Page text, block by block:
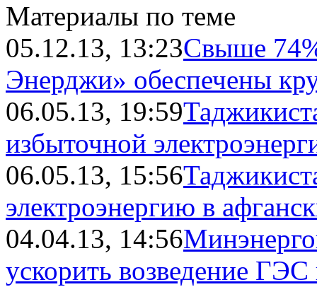
Материалы по теме
05.12.13, 13:23Свыше
Энерджи» обеспечены
06.05.13, 19:59
избыточной
06.05.13, 15:56
электроэнергию в
04.04.13, 14:56
ускорить возведение